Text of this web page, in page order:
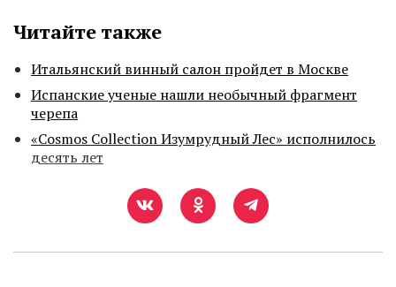
Читайте также
Итальянский винный салон пройдет в Москве
Испанские ученые нашли необычный фрагмент
черепа
«Cosmos Collection Изумрудный Лес» исполнилось
десять лет